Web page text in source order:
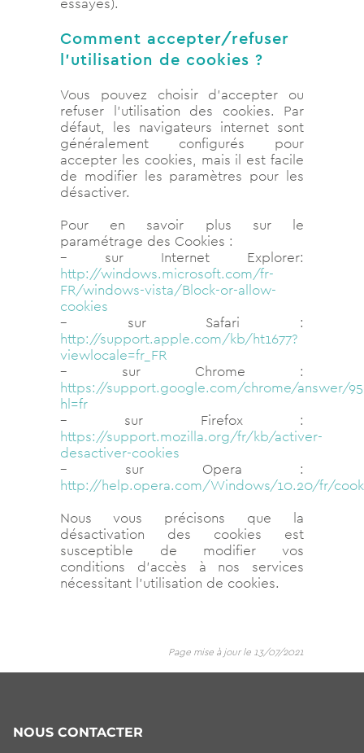
Comment accepter/refuser
l’utilisation de cookies ?
Vous pouvez choisir d’accepter ou
refuser l’utilisation des cookies. Par
défaut, les navigateurs internet sont
généralement configurés pour
accepter les cookies, mais il est facile
de modifier les paramètres pour les
désactiver.
Pour en savoir plus sur le
paramétrage des Cookies :
– sur Internet Explorer:
http://windows.microsoft.com/fr-
FR/windows-vista/Block-or-allow-
cookies
– sur Safari :
http://support.apple.com/kb/ht1677?
viewlocale=fr_FR
– sur Chrome :
https://support.google.com/chrome/answer/
hl=fr
– sur Firefox :
https://support.mozilla.org/fr/kb/activer-
desactiver-cookies
– sur Opera :
http://help.opera.com/Windows/10.20/fr/
Nous vous précisons que la
désactivation des cookies est
susceptible de modifier vos
conditions d’accès à nos services
nécessitant l’utilisation de cookies.
Page mise à jour le 13/07/2021
NOUS CONTACTER